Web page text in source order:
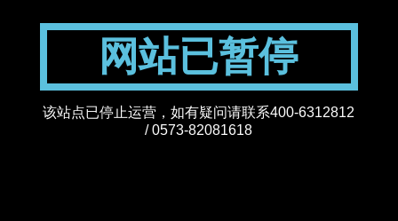
网站已暂停
该站点已停止运营，如有疑问请联系400-6312812
/ 0573-82081618